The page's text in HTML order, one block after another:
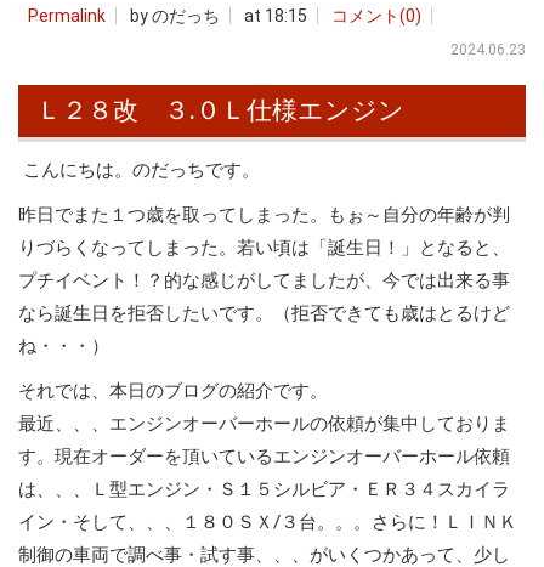
Permalink by のだっち at 18:15 コメント(0)
2024.06.23
Ｌ２８改 ３.０Ｌ仕様エンジン
こんにちは。のだっちです。
昨日でまた１つ歳を取ってしまった。もぉ～自分の年齢が判
りづらくなってしまった。若い頃は「誕生日！」となると、
プチイベント！？的な感じがしてましたが、今では出来る事
なら誕生日を拒否したいです。（拒否できても歳はとるけど
ね・・・）
それでは、本日のブログの紹介です。
最近、、、エンジンオーバーホールの依頼が集中しておりま
す。現在オーダーを頂いているエンジンオーバーホール依頼
は、、、Ｌ型エンジン・Ｓ１５シルビア・ＥＲ３４スカイラ
イン・そして、、、１８０ＳＸ/３台。。。さらに！ＬＩＮＫ
制御の車両で調べ事・試す事、、、がいくつかあって、少し